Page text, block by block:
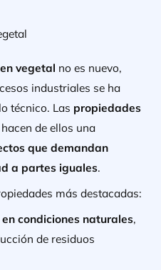
vegetal no es nuevo,
industriales se ha
técnico. Las propiedades
de ellos una
que demandan
a partes iguales.
más destacadas:
condiciones naturales,
de residuos